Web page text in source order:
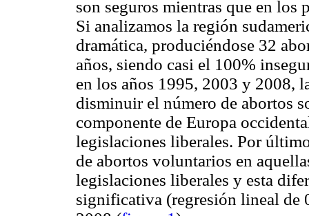
son seguros mientras que en los
Si analizamos la región
dramática, produciéndose 32
años, siendo casi el 100%
en los años 1995, 2003 y 2008,
disminuir el número de abortos
componente de Europa
legislaciones liberales. Por
de abortos voluntarios en
legislaciones liberales y esta
significativa (regresión lineal de